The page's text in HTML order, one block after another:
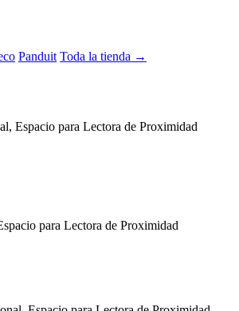
Panduit Toda la tienda →
Espacio para Lectora de Proximidad